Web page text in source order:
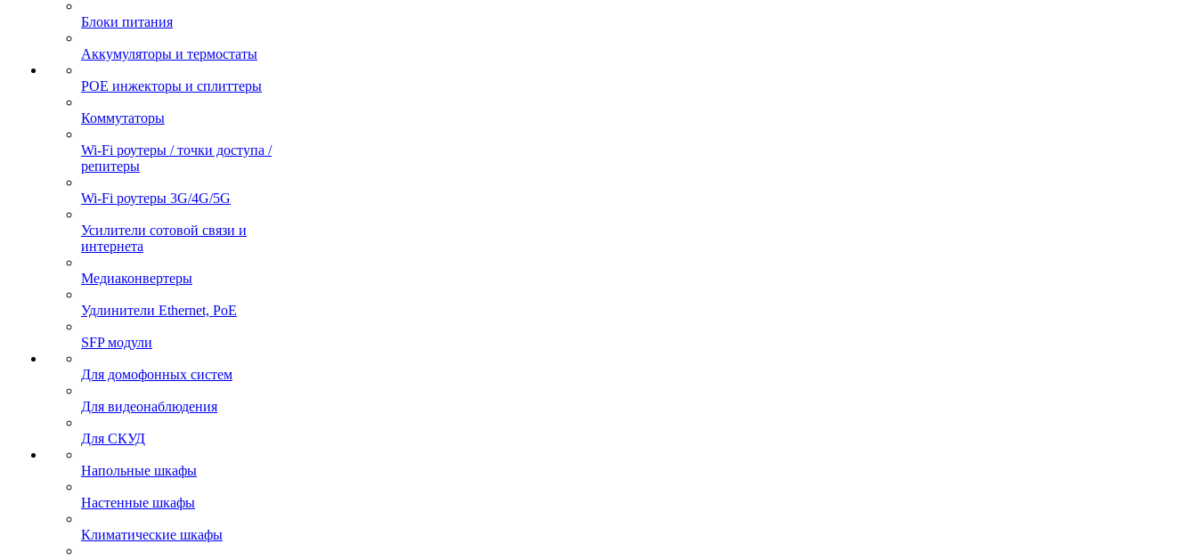
Блоки питания
Аккумуляторы и термостаты
POE инжекторы и сплиттеры
Коммутаторы
Wi-Fi роутеры / точки доступа /
репитеры
Wi-Fi роутеры 3G/4G/5G
Усилители сотовой связи и
интернета
Медиаконвертеры
Удлинители Ethernet, PoE
SFP модули
Для домофонных систем
Для видеонаблюдения
Для СКУД
Напольные шкафы
Настенные шкафы
Климатические шкафы